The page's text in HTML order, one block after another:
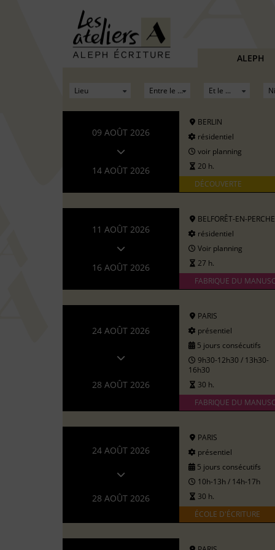
ALEPH
09 AOÛT 2026
14 AOÛT 2026
BERLIN
résidentiel
voir planning
20 h.
DÉCOUVERTE
11 AOÛT 2026
16 AOÛT 2026
BELFORÊT-EN-PERCHE
résidentiel
Voir planning
27 h.
FABRIQUE DU
24 AOÛT 2026
28 AOÛT 2026
PARIS
présentiel
5 jours consécutifs
9h30-12h30 / 13h30-
16h30
30 h.
FABRIQUE DU
24 AOÛT 2026
28 AOÛT 2026
PARIS
présentiel
5 jours consécutifs
10h-13h / 14h-17h
30 h.
ÉCOLE D'ÉCRITURE